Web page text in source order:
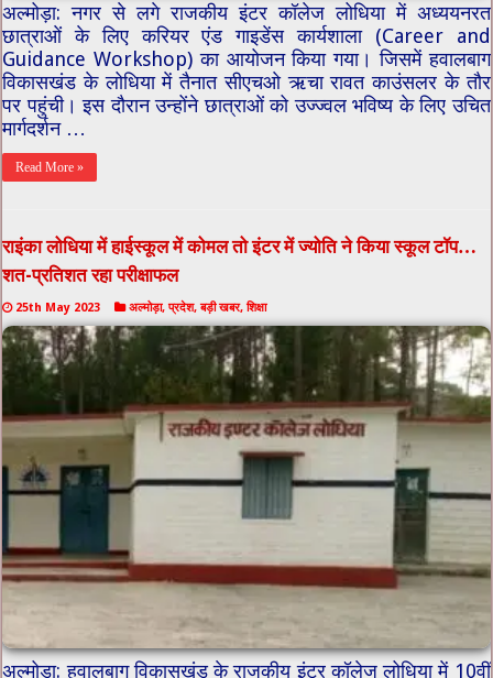
अल्मोड़ा: नगर से लगे राजकीय इंटर कॉलेज लोधिया में अध्ययनरत
छात्राओं के लिए करियर एंड गाइडेंस कार्यशाला (Career and
Guidance Workshop) का आयोजन किया गया। जिसमें हवालबाग
विकासखंड के लोधिया में तैनात सीएचओ ऋचा रावत काउंसलर के तौर
पर पहुंची। इस दौरान उन्होंने छात्राओं को उज्ज्वल भविष्य के लिए उचित
मार्गदर्शन …
Read More »
राइंका लोधिया में हाईस्कूल में कोमल तो इंटर में ज्योति ने किया स्कूल टॉप…
शत-प्रतिशत रहा परीक्षाफल
25th May 2023 अल्मोड़ा,प्रदेश,बड़ी खबर,शिक्षा
अल्मोड़ा: हवालबाग विकासखंड के राजकीय इंटर कॉलेज लोधिया में 10वीं